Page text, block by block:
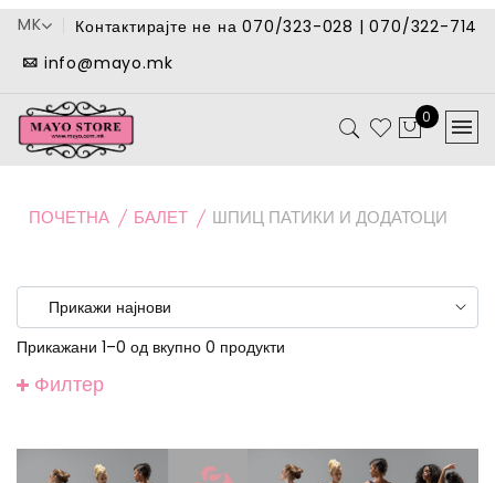
MK
Контактирајте не на 070/323-028 | 070/322-714
info@mayo.mk
0
ПОЧЕТНА БАЛЕТ ШПИЦ ПАТИКИ И ДОДАТОЦИ
Прикажани 1–0 од вкупно 0 продукти
Филтер